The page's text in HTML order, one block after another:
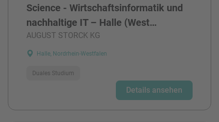
Science - Wirtschaftsinformatik und
nachhaltige IT – Halle (West…
AUGUST STORCK KG
Halle, Nordrhein-Westfalen
Duales Studium
Details ansehen